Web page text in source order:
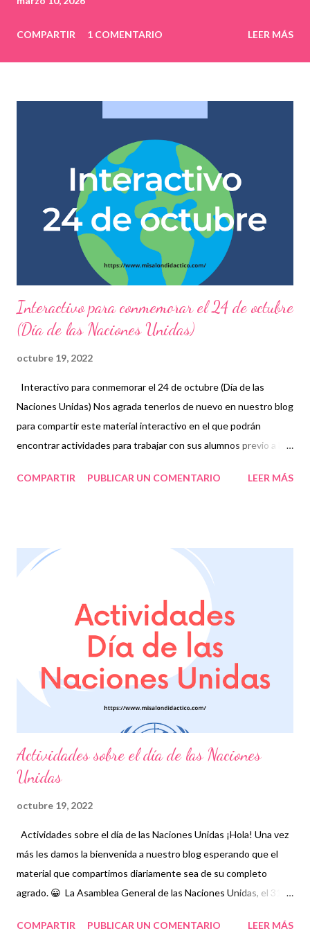
COMPARTIR 1 COMENTARIO LEER MÁS
Interactivo para conmemorar el 24 de octubre
(Día de las Naciones Unidas)
octubre 19, 2022
Interactivo para conmemorar el 24 de octubre (Día de las
Naciones Unidas) Nos agrada tenerlos de nuevo en nuestro blog
para compartir este material interactivo en el que podrán
encontrar actividades para trabajar con sus alumnos previo a la
el propósito de que los niños conozcan las datos básicos sobre
informativos y educativos para contribuir a realizar sus labores
educativas de manera extraordinaria . 👏 Obtén material en el
siguiente enlace 👇 Interactivo para conmemorar el 24 de
octubre (Día de las Naciones Unidas) ¡Gracias por tu visita! 😉
Publicamos diariamente. No olvides compartir nuestra página y
unirte a nuestro grupo para más contenido educativo 👉 Grupo
de Facebook Además, puedes unirte a Grupos de WhatsApp ...
COMPARTIR PUBLICAR UN COMENTARIO LEER MÁS
Actividades sobre el día de las Naciones
Unidas
octubre 19, 2022
Actividades sobre el día de las Naciones Unidas ¡Hola! Una vez
más les damos la bienvenida a nuestro blog esperando que el
material que compartimos diariamente sea de su completo
agrado. 😀 La Asamblea General de las Naciones Unidas, el 31
COMPARTIR PUBLICAR UN COMENTARIO LEER MÁS